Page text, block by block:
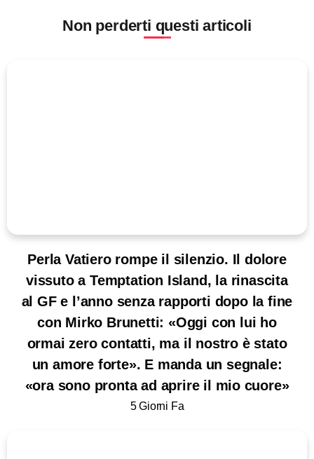
Non perderti questi articoli
Perla Vatiero rompe il silenzio. Il dolore
vissuto a Temptation Island, la rinascita
al GF e l’anno senza rapporti dopo la fine
con Mirko Brunetti: «Oggi con lui ho
ormai zero contatti, ma il nostro è stato
un amore forte». E manda un segnale:
«ora sono pronta ad aprire il mio cuore»
5 Giorni Fa